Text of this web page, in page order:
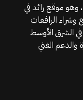
موقع قطع الغيار KGSAN وهو أحد اعمال شركة MAHALLAK، وهو موقع رائد في
وشراء الرافعات
الشرق الأوسط
الفني